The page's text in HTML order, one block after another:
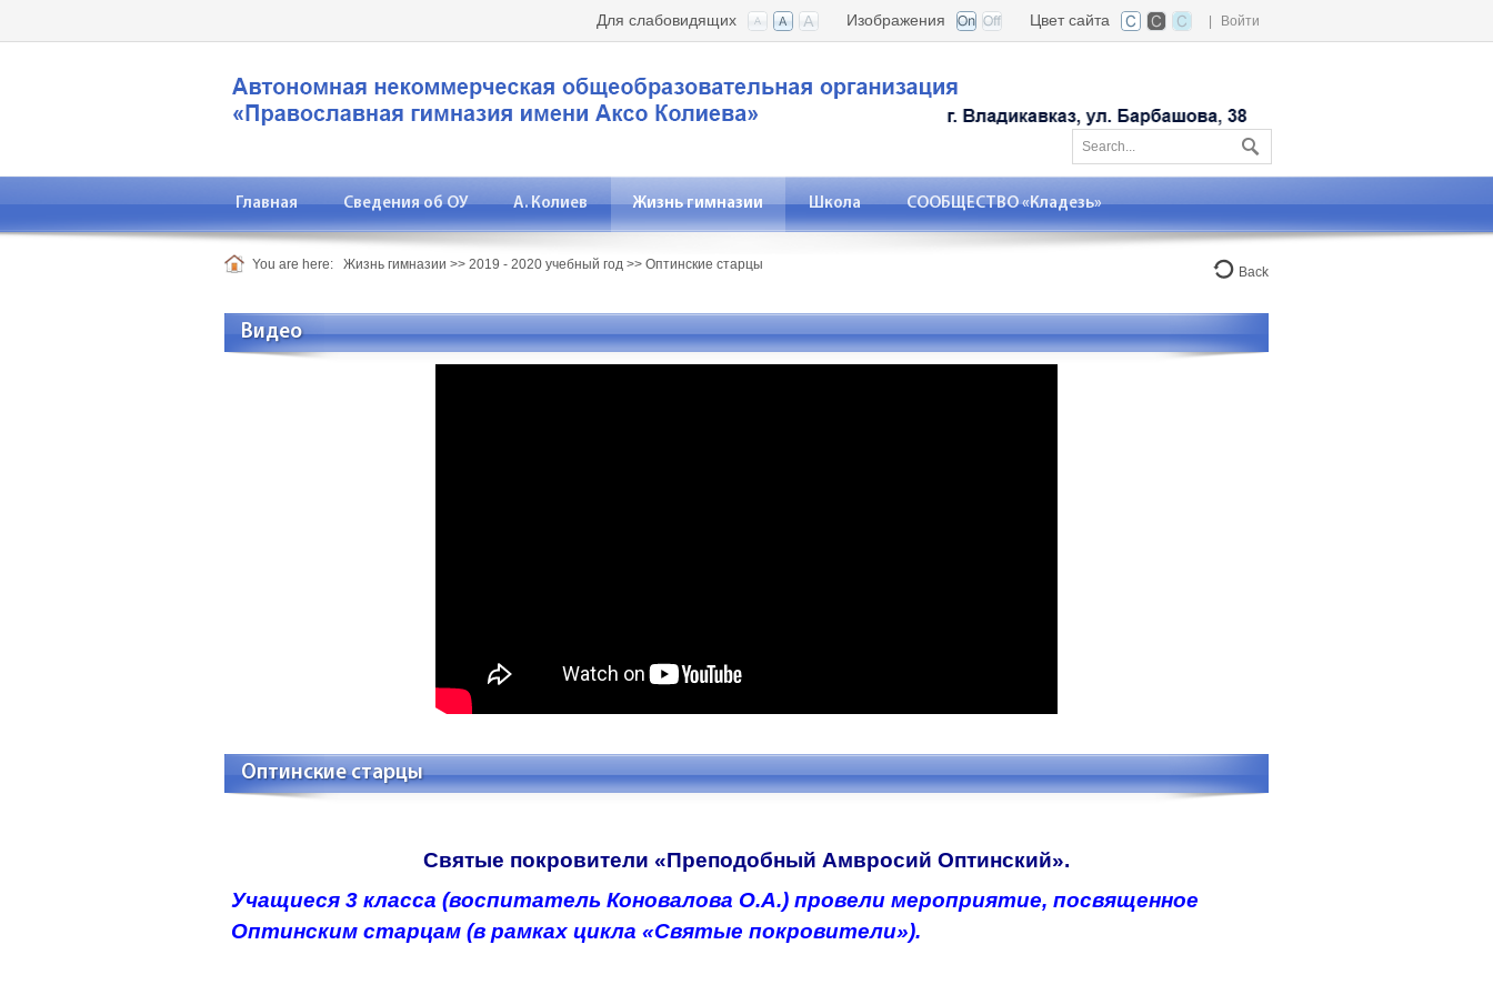
Войти
Цвет сайта
Изображения
Для слабовидящих
Главная Сведения об ОУ А. Колиев Жизнь гимназии Школа СООБЩЕСТВО «Кладезь»
You are here: Жизнь гимназии >> 2019 - 2020 учебный год >> Оптинские старцы Back
Видео
Оптинские старцы
Святые покровители «Преподобный Амвросий Оптинский».
Учащиеся 3 класса (воспитатель Коновалова О.А.) провели мероприятие, посвященное
Оптинским старцам (в рамках цикла «Святые покровители»).